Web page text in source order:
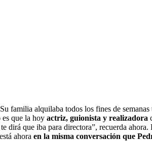
familia alquilaba todos los fines de
que la hoy actriz, guionista y realizadora
dirá que iba para directora”, recuerda
ahora en la misma conversación que